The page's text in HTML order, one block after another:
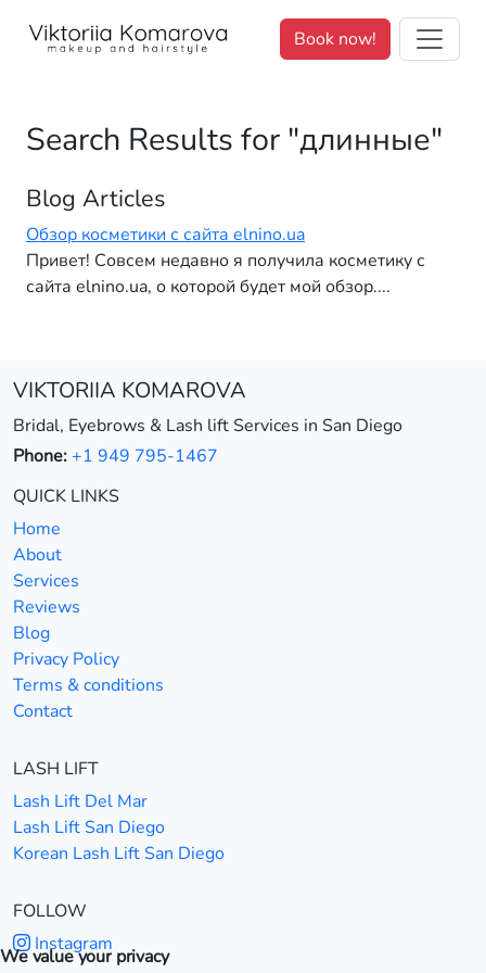
Book now!
Search Results for "длинные"
Blog Articles
Обзор косметики с сайта elnino.ua
Привет! Совсем недавно я получила косметику с
сайта elnino.ua, о которой будет мой обзор....
VIKTORIIA KOMAROVA
Bridal, Eyebrows & Lash lift Services in San Diego
Phone:+1 949 795-1467
QUICK LINKS
Home
About
Services
Reviews
Blog
Privacy Policy
Terms & conditions
Contact
LASH LIFT
Lash Lift Del Mar
Lash Lift San Diego
Korean Lash Lift San Diego
FOLLOW
Instagram
We value your privacy
We value your privacy. <p>We use cookies to enhance your